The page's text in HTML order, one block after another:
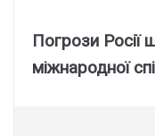
Погрози Росії
міжнародної